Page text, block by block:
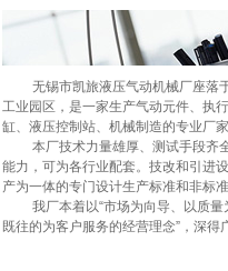
无锡市凯旅液压气动机械厂座落
工业园区，是一家生产气动元件、执
缸、液压控制站、机械制造的专业厂
本厂技术力量雄厚、测试手段齐全
能力，可为各行业配套。技改和引进
产为一体的专门设计生产标准和非标
我厂本着以“市场为向导、以质量
既往的为客户服务的经营理念”，深